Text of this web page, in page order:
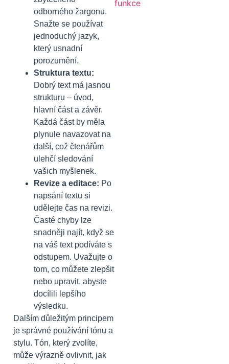
odborného žargonu.
Snažte se používat
jednoduchý jazyk,
který usnadní
porozumění.
Struktura textu:
Dobrý text má jasnou
strukturu – úvod,
hlavní část a závěr.
Každá část by měla
plynule navazovat na
další, což čtenářům
ulehčí sledování
vašich myšlenek.
Revize a editace: Po
napsání textu si
udělejte čas na revizi.
Časté chyby lze
snadněji najít, když se
na váš text podíváte s
odstupem. Uvažujte o
tom, co můžete zlepšit
nebo upravit, abyste
docílili lepšího
výsledku.
Dalším důležitým principem
je správné používání tónu a
stylu. Tón, který zvolíte,
může výrazně ovlivnit, jak